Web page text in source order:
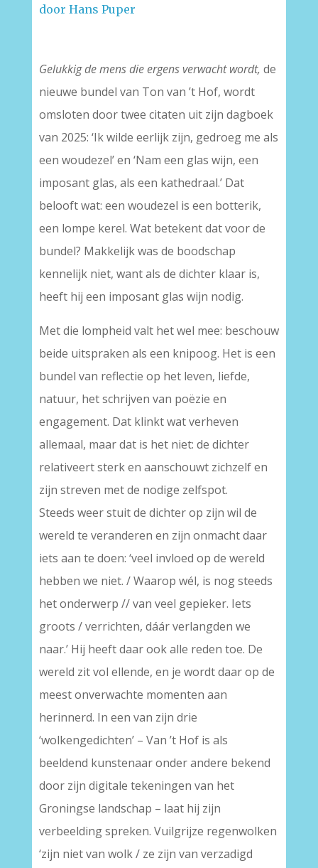
door Hans Puper
Gelukkig de mens die ergens verwacht wordt, de
nieuwe bundel van Ton van ’t Hof, wordt
omsloten door twee citaten uit zijn dagboek
van 2025: ‘Ik wilde eerlijk zijn, gedroeg me als
een woudezel’ en ‘Nam een glas wijn, een
imposant glas, als een kathedraal.’ Dat
belooft wat: een woudezel is een botterik,
een lompe kerel. Wat betekent dat voor de
bundel? Makkelijk was de boodschap
kennelijk niet, want als de dichter klaar is,
heeft hij een imposant glas wijn nodig.
Met die lompheid valt het wel mee: beschouw
beide uitspraken als een knipoog. Het is een
bundel van reflectie op het leven, liefde,
natuur, het schrijven van poëzie en
engagement. Dat klinkt wat verheven
allemaal, maar dat is het niet: de dichter
relativeert sterk en aanschouwt zichzelf en
zijn streven met de nodige zelfspot.
Steeds weer stuit de dichter op zijn wil de
wereld te veranderen en zijn onmacht daar
iets aan te doen: ‘veel invloed op de wereld
hebben we niet. / Waarop wél, is nog steeds
het onderwerp // van veel gepieker. Iets
groots / verrichten, dáár verlangden we
naar.’ Hij heeft daar ook alle reden toe. De
wereld zit vol ellende, en je wordt daar op de
meest onverwachte momenten aan
herinnerd. In een van zijn drie
‘wolkengedichten’ – Van ’t Hof is als
beeldend kunstenaar onder andere bekend
door zijn digitale tekeningen van het
Groningse landschap – laat hij zijn
verbeelding spreken. Vuilgrijze regenwolken
‘zijn niet van wolk / ze zijn van verzadigd